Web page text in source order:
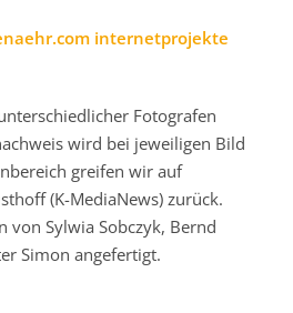
internetprojekte
Fotografen
wird bei jeweiligen Bild
greifen wir auf
(K-MediaNews) zurück.
von Sylwia Sobczyk, Bernd
Simon angefertigt.